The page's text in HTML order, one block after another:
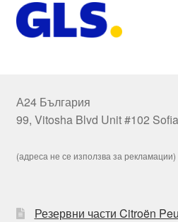
А24 България
99, Vitosha Blvd Unit #102
(адреса не се използва за рекламации)
Резервни части Citroën